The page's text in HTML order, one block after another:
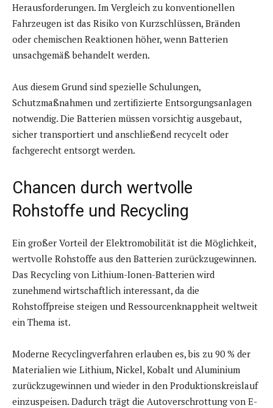
Herausforderungen. Im Vergleich zu konventionellen
Fahrzeugen ist das Risiko von Kurzschlüssen, Bränden
oder chemischen Reaktionen höher, wenn Batterien
unsachgemäß behandelt werden.
Aus diesem Grund sind spezielle Schulungen,
Schutzmaßnahmen und zertifizierte Entsorgungsanlagen
notwendig. Die Batterien müssen vorsichtig ausgebaut,
sicher transportiert und anschließend recycelt oder
fachgerecht entsorgt werden.
Chancen durch wertvolle
Rohstoffe und Recycling
Ein großer Vorteil der Elektromobilität ist die Möglichkeit,
wertvolle Rohstoffe aus den Batterien zurückzugewinnen.
Das Recycling von Lithium-Ionen-Batterien wird
zunehmend wirtschaftlich interessant, da die
Rohstoffpreise steigen und Ressourcenknappheit weltweit
ein Thema ist.
Moderne Recyclingverfahren erlauben es, bis zu 90 % der
Materialien wie Lithium, Nickel, Kobalt und Aluminium
zurückzugewinnen und wieder in den Produktionskreislauf
einzuspeisen. Dadurch trägt die Autoverschrottung von E-